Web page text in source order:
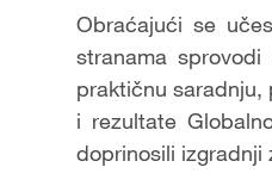
Obraćajući se
stranama
praktičnu saradnju,
i rezultate
doprinosili izgradnji